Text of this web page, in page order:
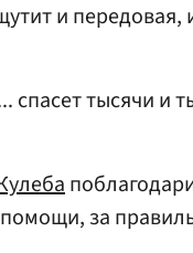
и передовая,
тысячи и
за